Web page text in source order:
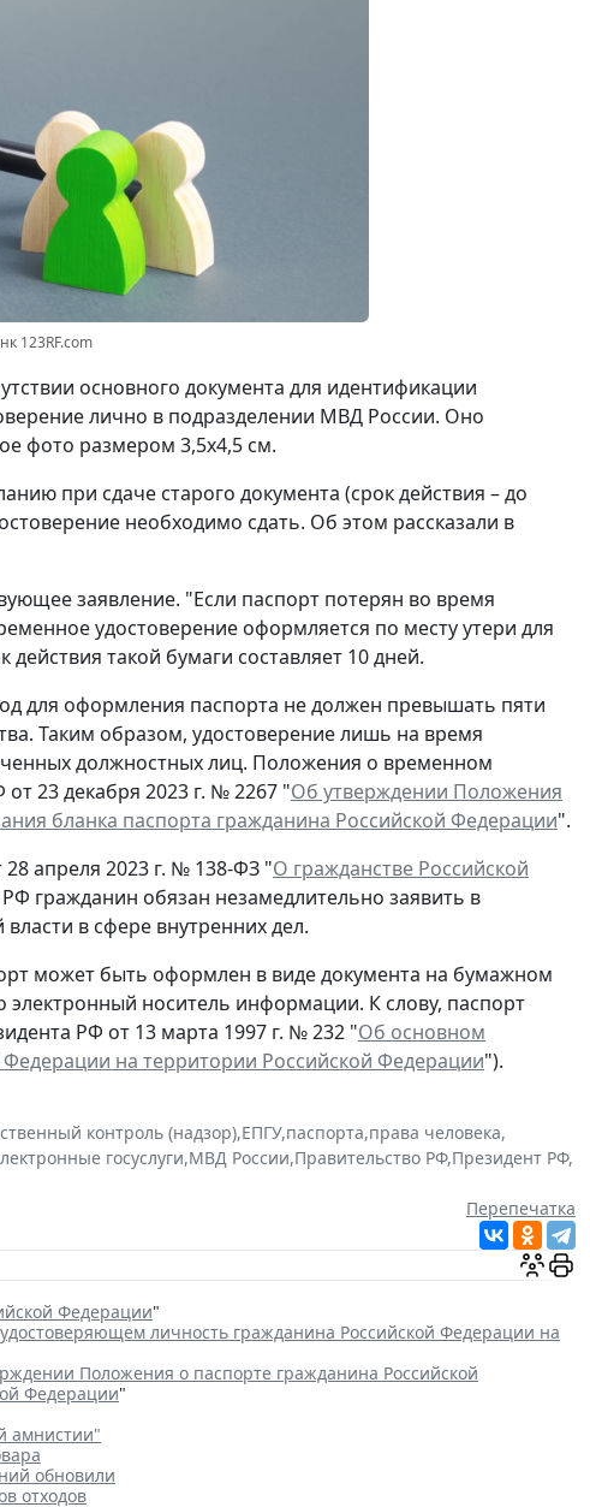
123RF.com
основного документа для идентификации
лично в подразделении МВД России. Оно
фото размером 3,5x4,5 см.
при сдаче старого документа (срок действия – до
необходимо сдать. Об этом рассказали в
заявление. "Если паспорт потерян во время
удостоверение оформляется по месту утери для
такой бумаги составляет 10 дней.
для оформления паспорта не должен превышать пяти
Таким образом, удостоверение лишь на время
должностных лиц. Положения о временном
23 декабря 2023 г. № 2267 "Об утверждении Положения
бланка паспорта гражданина Российской Федерации".
апреля 2023 г. № 138-ФЗ "О гражданстве Российской
гражданин обязан незамедлительно заявить в
в сфере внутренних дел.
может быть оформлен в виде документа на бумажном
носитель информации. К слову, паспорт
РФ от 13 марта 1997 г. № 232 "Об основном
на территории Российской Федерации").
контроль (надзор),ЕПГУ,паспорта,права человека,
госуслуги,МВД России,Правительство РФ,Президент РФ,
Перепечатка
Федерации"
личность гражданина Российской Федерации на
Положения о паспорте гражданина Российской
Федерации"
амнистии"
обновили
отходов